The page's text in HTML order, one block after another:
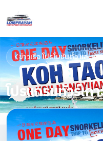
ข่าวเรือ โปรโมชันตั๋ว และแน
โปรแกรมทัวร์เก